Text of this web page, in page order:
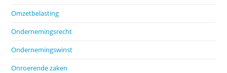
Omzetbelasting
Ondernemingsrecht
Ondernemingswinst
Onroerende zaken